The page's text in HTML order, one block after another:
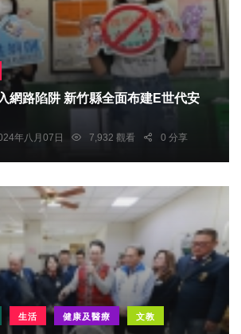
縣全面布建E世代安
年八月07日 7,932 觀看 0 分享
生活 健康及醫療 文教